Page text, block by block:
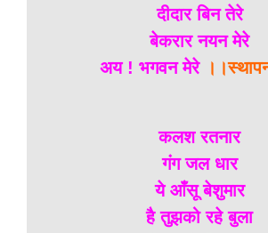
दीदार बिन तेरे
बेकरार नयन मेरे
अय ! भगवन मेरे
कलश रतनार
गंग जल धार
ये आँसू बेशुमार
है तुझको रहे बुला